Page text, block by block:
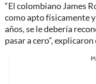
“El colombiano James
como apto físicamente
años, se le debería
pasar a cero”,